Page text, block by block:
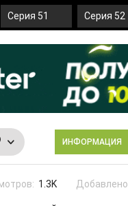
Серия 51 Серия 52
ИНФОРМАЦИЯ
1.3K